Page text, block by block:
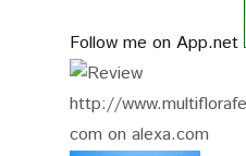
Follow me on App.net